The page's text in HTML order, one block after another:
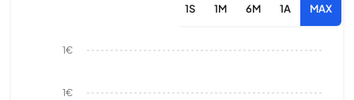
1S 1M 6M 1A MAX
1€
1€